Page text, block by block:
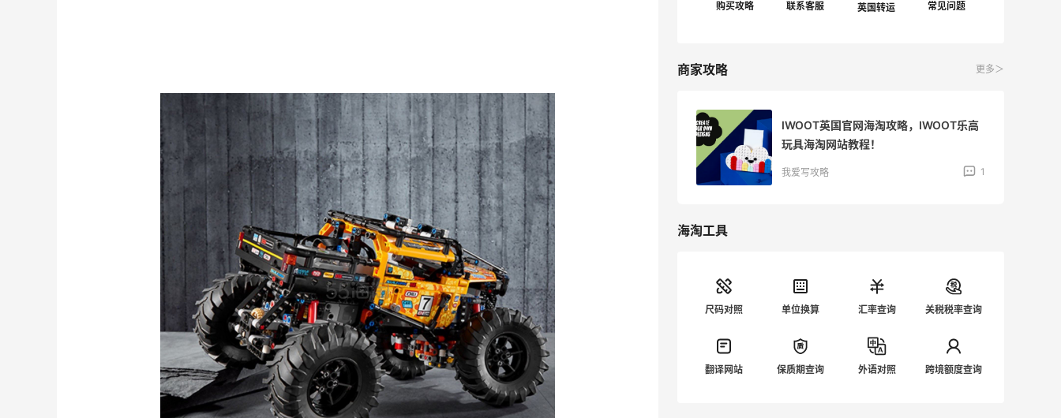
英国转运
商家攻略 更多＞
IWOOT英国官网海淘攻略，IWOOT乐高
玩具海淘网站教程！
我爱写攻略
IWOOT英国官网海淘攻略，IWOOT乐高
玩具海淘网站教程！
我爱写攻略 1
海淘工具
尺码对照 单位换算 汇率查询 关税税率查询
翻译网站 保质期查询 外语对照 跨境额度查询